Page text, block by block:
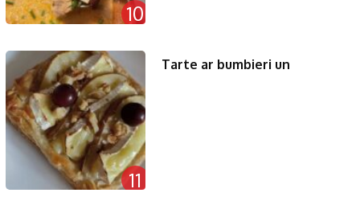
10
11
Tarte ar bumbieri un